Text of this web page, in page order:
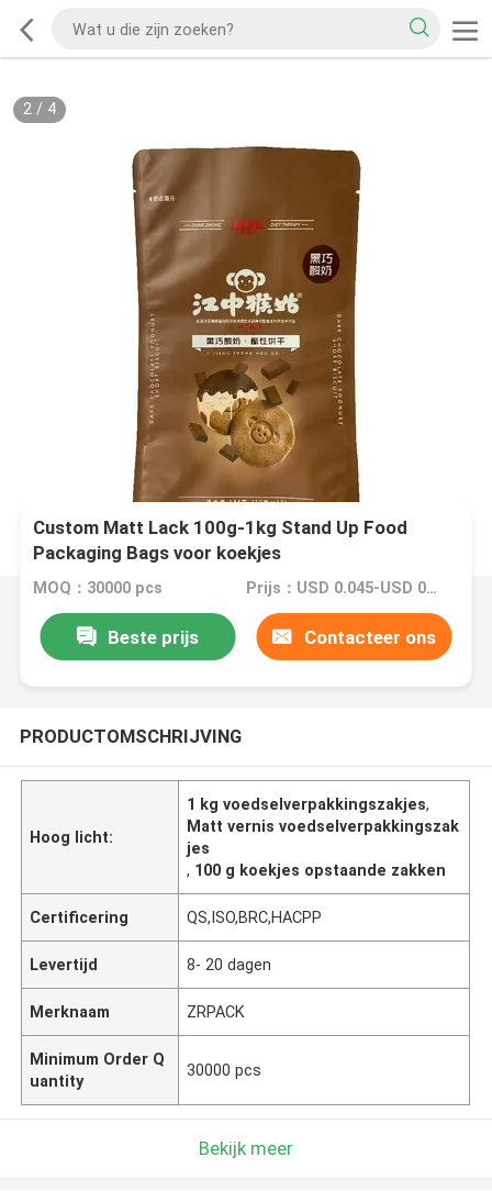
2/ 4
Custom Matt Lack 100g-1kg Stand Up Food
Packaging Bags voor koekjes
MOQ：30000 pcs Prijs：USD 0.045-USD 0.08
Beste prijs Contacteer ons
PRODUCTOMSCHRIJVING
Hoog licht:
1 kg voedselverpakkingszakjes,
Matt vernis voedselverpakkingszak
jes
, 100 g koekjes opstaande zakken
Certificering QS,ISO,BRC,HACPP
Levertijd 8- 20 dagen
Merknaam ZRPACK
Minimum Order Q
uantity
30000 pcs
Bekijk meer